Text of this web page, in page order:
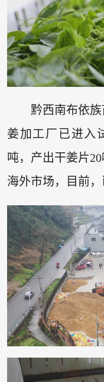
黔西南布依
姜加工厂已进入
吨，产出干姜片
海外市场，目前，